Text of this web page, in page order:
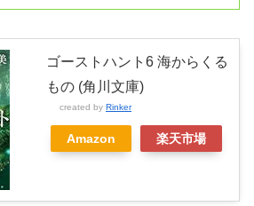
ゴーストハント6 海からくる
もの (角川文庫)
created by Rinker
Amazon 楽天市場